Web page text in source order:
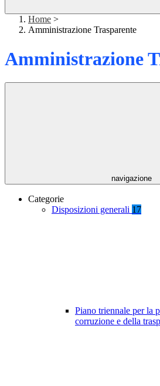
Home >
Amministrazione Trasparente
Amministrazione
navigazione
Categorie
Disposizioni generali 17
Piano triennale per la
corruzione e della